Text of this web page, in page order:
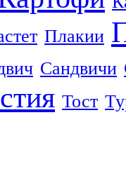
Плакии
Сандвичи
Тост